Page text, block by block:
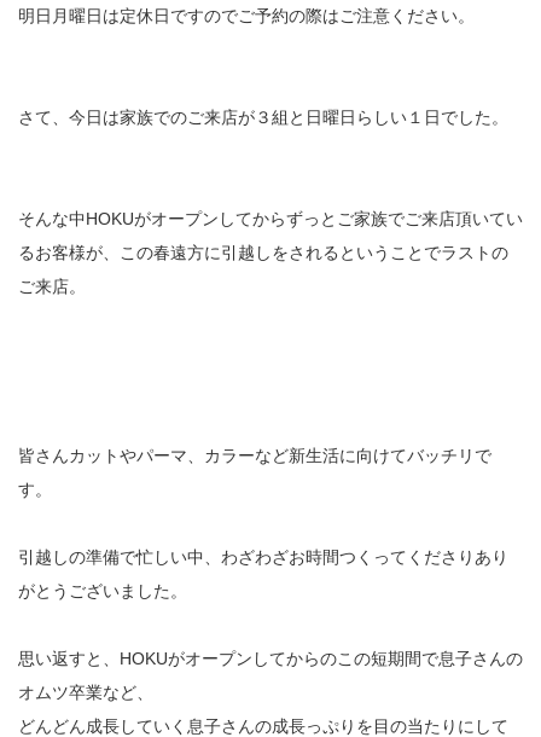
明日月曜日は定休日ですのでご予約の際はご注意ください。
さて、今日は家族でのご来店が３組と日曜日らしい１日でした。
そんな中HOKUがオープンしてからずっとご家族でご来店頂いてい
るお客様が、この春遠方に引越しをされるということでラストの
ご来店。
皆さんカットやパーマ、カラーなど新生活に向けてバッチリで
す。
引越しの準備で忙しい中、わざわざお時間つくってくださりあり
がとうございました。
思い返すと、HOKUがオープンしてからのこの短期間で息子さんの
オムツ卒業など、
どんどん成長していく息子さんの成長っぷりを目の当たりにして